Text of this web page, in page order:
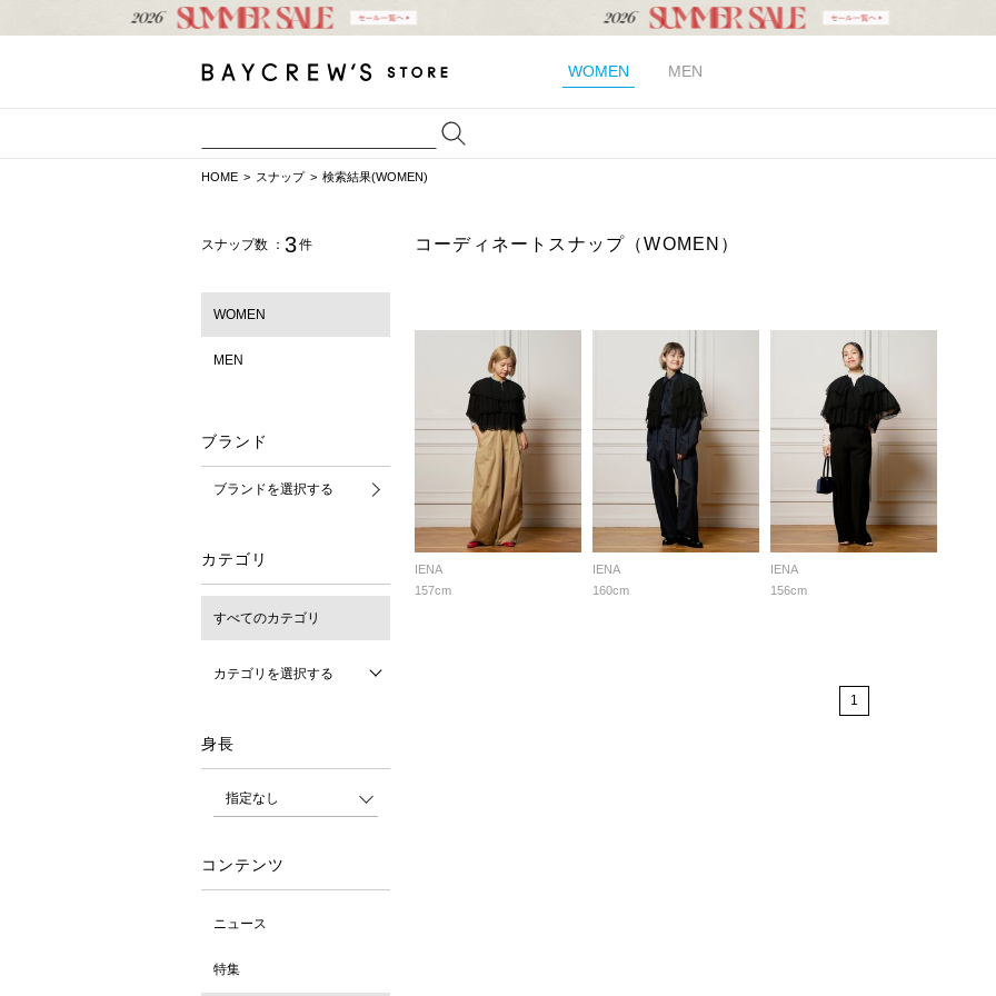
WOMEN MEN
HOME スナップ 検索結果(WOMEN)
スナップ数 ： 3件
WOMEN
MEN
ブランド
ブランドを選択する
カテゴリ
すべてのカテゴリ
カテゴリを選択する
身長
コンテンツ
ニュース
特集
コーディネートスナップ（WOMEN）
IENA
157cm
IENA
160cm
IENA
156cm
1